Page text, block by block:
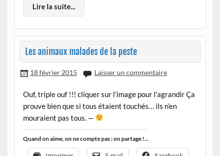
Lire la suite...
Les animaux malades de la peste
18 février 2015 Laisser un commentaire
Ouf, triple ouf !!! cliquer sur l’image pour l’agrandir Ça
prouve bien que si tous étaient touchés… ils n’en
mouraient pas tous. —
Quand on aime, on ne compte pas : on partage !...